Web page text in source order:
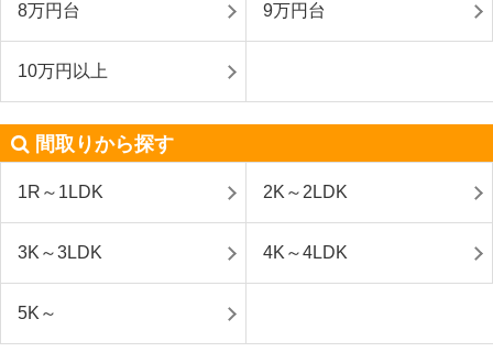
8万円台 9万円台
10万円以上
間取りから探す
1R～1LDK 2K～2LDK
3K～3LDK 4K～4LDK
5K～